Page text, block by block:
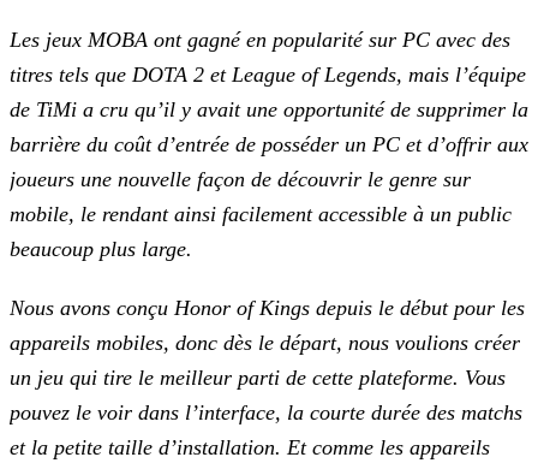
Les jeux MOBA ont gagné en popularité sur PC avec des
titres tels que DOTA 2 et League of Legends, mais l’équipe
de TiMi a cru qu’il y avait une opportunité de supprimer la
barrière du coût d’entrée de posséder un PC et d’offrir aux
joueurs une nouvelle façon de découvrir le genre sur
mobile, le rendant ainsi facilement accessible à un public
beaucoup plus large.
Nous avons conçu Honor of Kings depuis le début pour les
appareils mobiles, donc dès le départ, nous voulions créer
un jeu qui tire le meilleur parti de cette plateforme. Vous
pouvez le voir dans l’interface, la courte durée des matchs
et la petite taille d’installation. Et comme les appareils